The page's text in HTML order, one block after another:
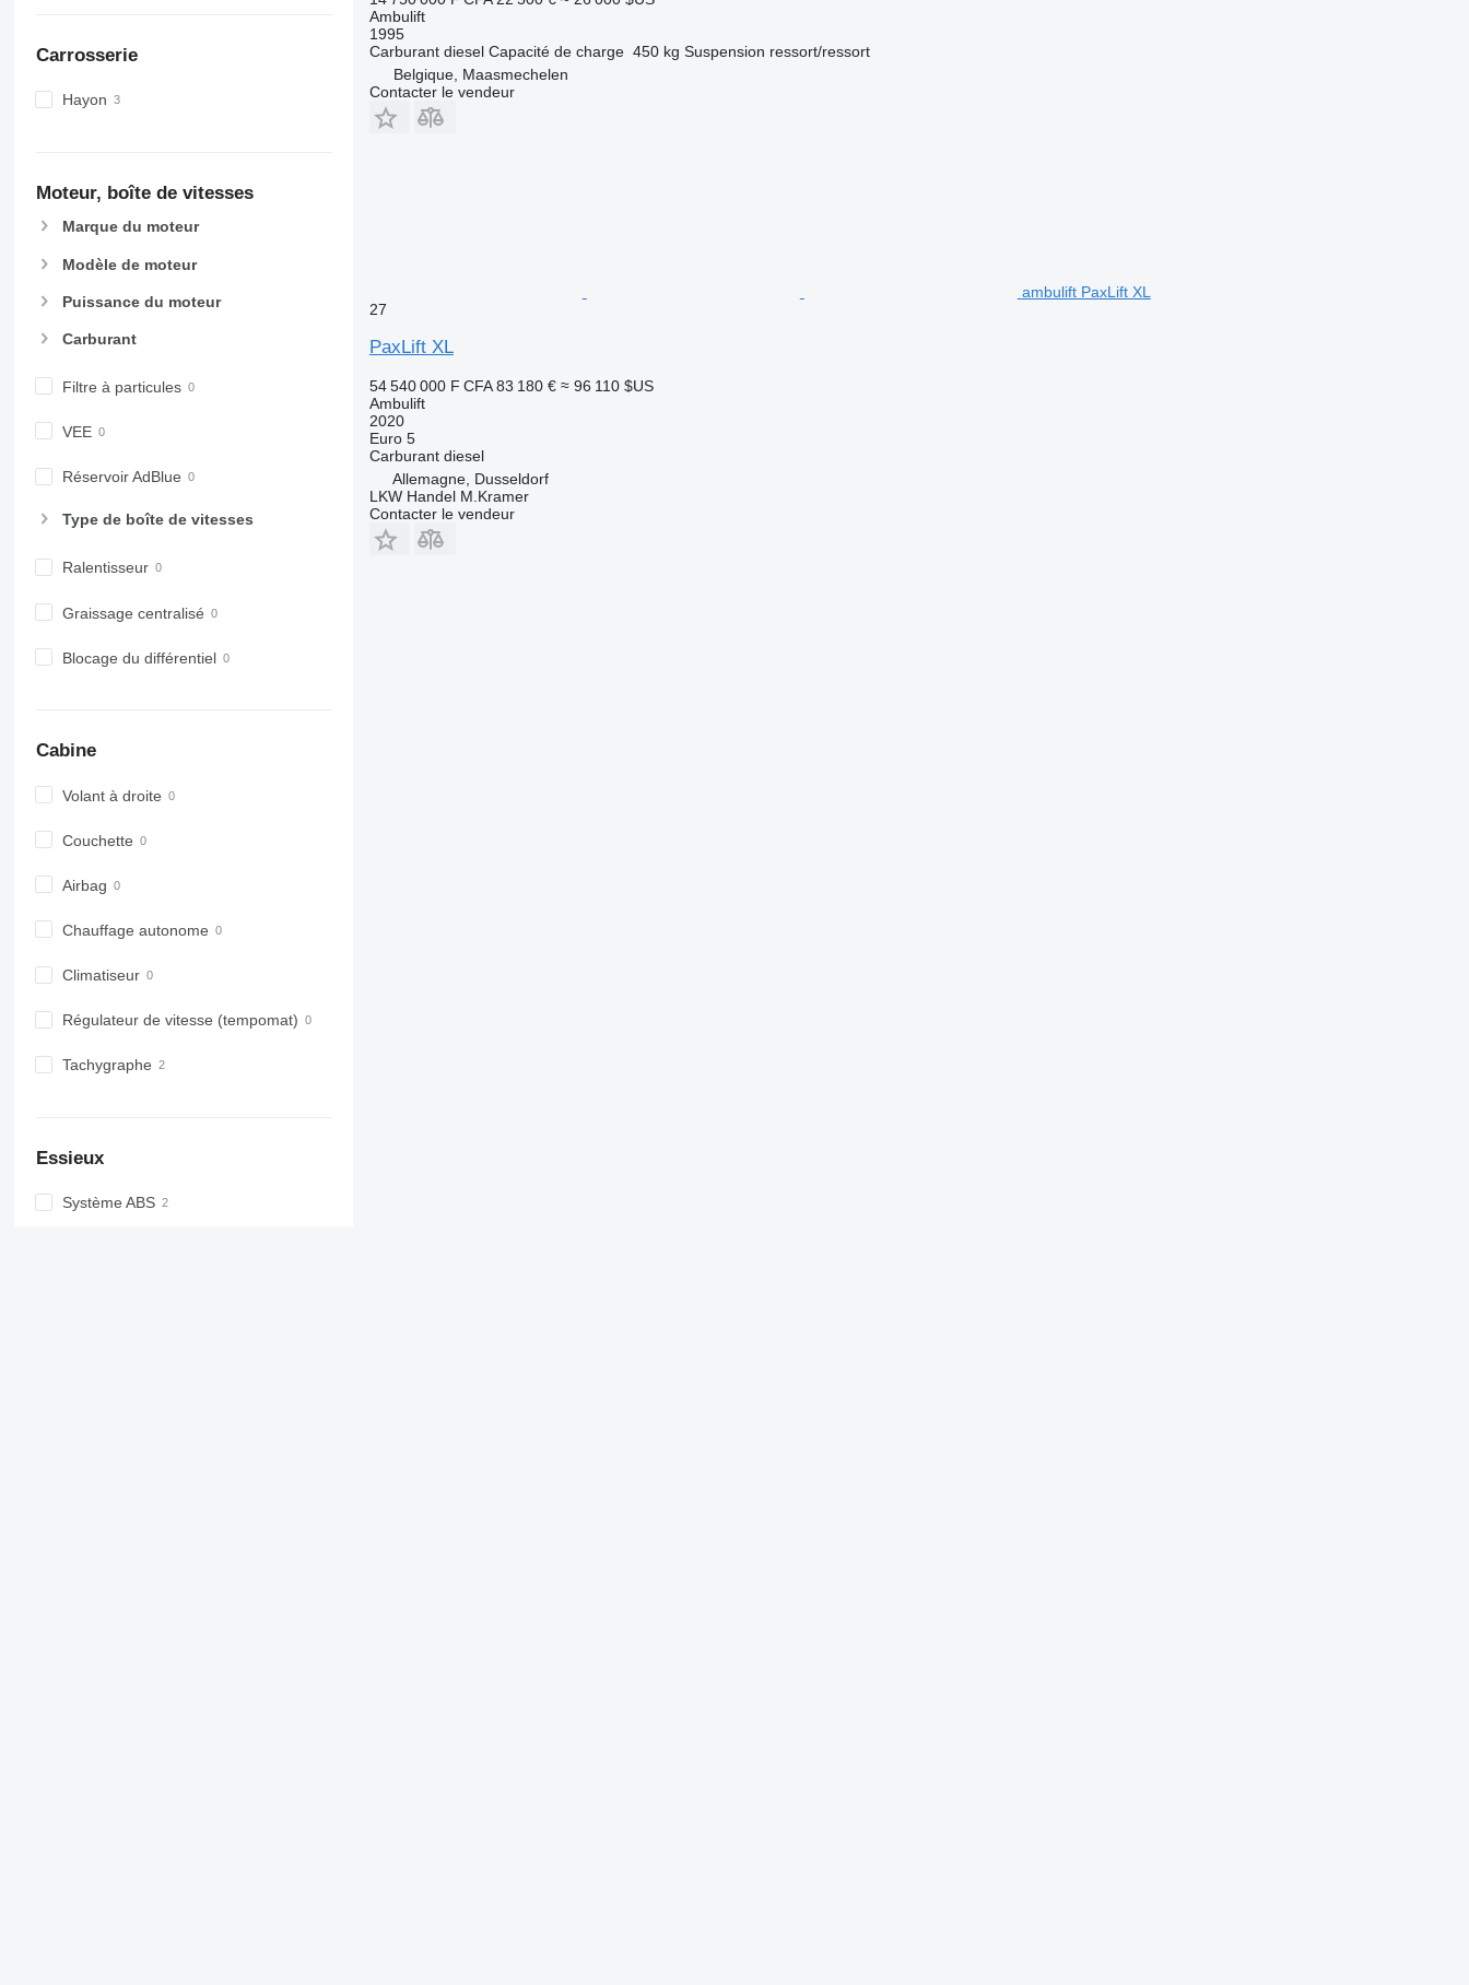
Carrosserie
Hayon
Moteur, boîte de vitesses
Marque du moteur
Modèle de moteur
Puissance du moteur
Carburant
Filtre à particules
VEE
Réservoir AdBlue
Type de boîte de vitesses
Ralentisseur
Graissage centralisé
Blocage du différentiel
Cabine
Volant à droite
Couchette
Airbag
Chauffage autonome
Climatiseur
Régulateur de vitesse (tempomat)
Tachygraphe
Essieux
Système ABS
Ambulift
1995
Carburant diesel Capacité de charge 450 kg Suspension ressort/ressort
Belgique, Maasmechelen
Contacter le vendeur
ambulift PaxLift XL
27
PaxLift XL
54 540 000 F CFA 83 180 € ≈ 96 110 $US
Ambulift
2020
Euro 5
Carburant diesel
Allemagne, Dusseldorf
LKW Handel M.Kramer
Contacter le vendeur